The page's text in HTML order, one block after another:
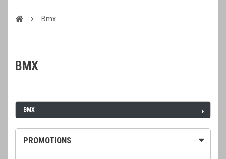
Bmx
BMX
PROMOTIONS
BMX